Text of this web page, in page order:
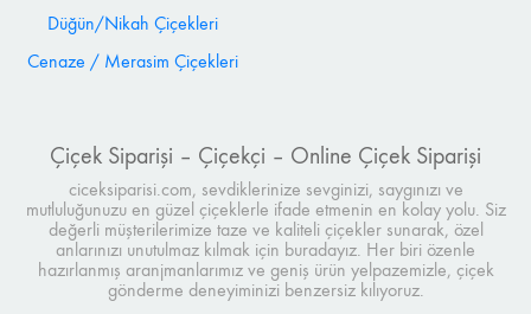
Düğün/Nikah Çiçekleri
Cenaze / Merasim Çiçekleri
Çiçek Siparişi – Çiçekçi – Online Çiçek Siparişi
ciceksiparisi.com, sevdiklerinize sevginizi, saygınızı ve
mutluluğunuzu en güzel çiçeklerle ifade etmenin en kolay yolu. Siz
değerli müşterilerimize taze ve kaliteli çiçekler sunarak, özel
anlarınızı unutulmaz kılmak için buradayız. Her biri özenle
hazırlanmış aranjmanlarımız ve geniş ürün yelpazemizle, çiçek
gönderme deneyiminizi benzersiz kılıyoruz.